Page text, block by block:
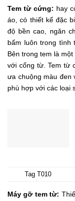
Tem từ cứng: hay
áo, có thiết kế đặc
độ bền cao, ngăn
bấm luôn trong tình
Bên trong tem là
với cổng từ. Tem từ
ưa chuộng màu đen
phù hợp với các loại
Tag T010
Máy gỡ tem từ: